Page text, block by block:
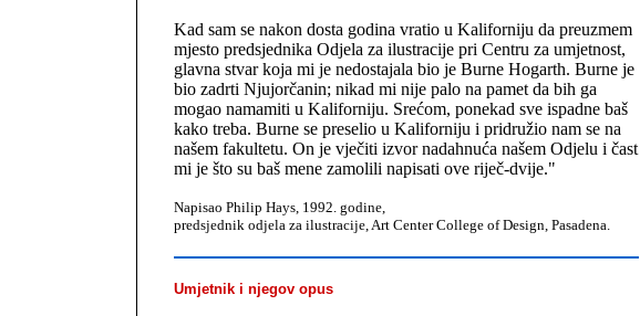
Kad sam se nakon dosta godina vratio u Kaliforniju da preuzmem
mjesto predsjednika Odjela za ilustracije pri Centru za umjetnost,
glavna stvar koja mi je nedostajala bio je Burne Hogarth. Burne je
bio zadrti Njujorčanin; nikad mi nije palo na pamet da bih ga
mogao namamiti u Kaliforniju. Srećom, ponekad sve ispadne baš
kako treba. Burne se preselio u Kaliforniju i pridružio nam se na
našem fakultetu. On je vječiti izvor nadahnuća našem Odjelu i čast
mi je što su baš mene zamolili napisati ove riječ-dvije."
Napisao Philip Hays, 1992. godine,
predsjednik odjela za ilustracije, Art Center College of Design, Pasadena.
Umjetnik i njegov opus